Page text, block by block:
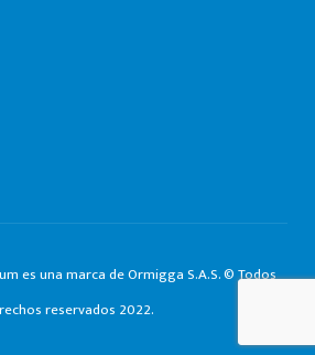
es una marca de Ormigga S.A.S. © Todos
reservados 2022.